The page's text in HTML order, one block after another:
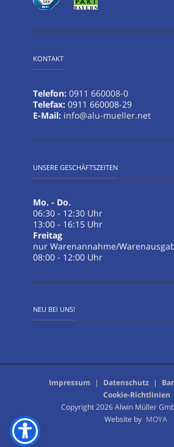
KONTAKT
Telefon: 0911 660008-0
Telefax: 0911 660008-29
E-Mail: info@alu-mueller.net
UNSERE GESCHÄFTSZEITEN
Mo. - Do.
06:30 - 12:30 Uhr
13:00 - 16:15 Uhr
Freitag
nur Warenannahme/
08:00 - 12:00 Uhr
NEU BEI UNS!
Impressum | Datenschutz |
Cookie-Richtlinien
Copyright 2026 Alwin Müller
Website by MOYA